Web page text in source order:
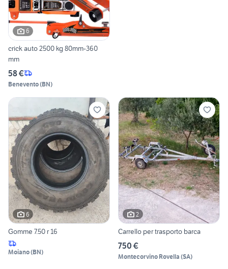
6
crick auto 2500 kg 80mm-360
mm
58 €
Benevento(BN)
6
Gomme 7.50 r 16
Moiano(BN)
2
Carrello per trasporto barca
750 €
Montecorvino Rovella (SA)